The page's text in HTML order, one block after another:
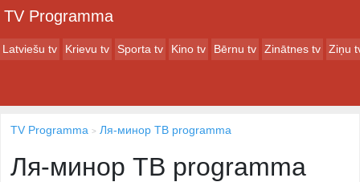
TV Programma
Latviešu tv Krievu tv Sporta tv Kino tv Bērnu tv Zinātnes tv Ziņu
TV Programma Ля-минор ТВ programma
Ля-минор ТВ programma